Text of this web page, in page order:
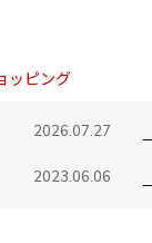
ッピング
2026.07.27
2023.06.06